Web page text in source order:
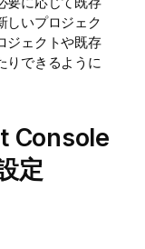
しいプロジェク
ジェクトや既存
りできるように
Console
定